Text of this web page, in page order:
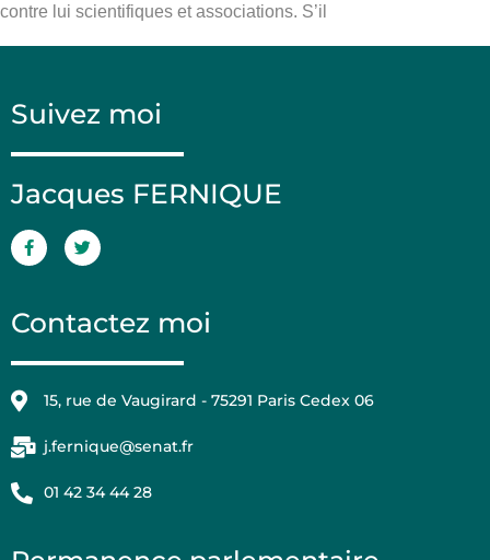
contre lui scientifiques et associations. S’il
Suivez moi
Jacques FERNIQUE
Contactez moi
15, rue de Vaugirard - 75291 Paris Cedex 06
j.fernique@senat.fr
01 42 34 44 28